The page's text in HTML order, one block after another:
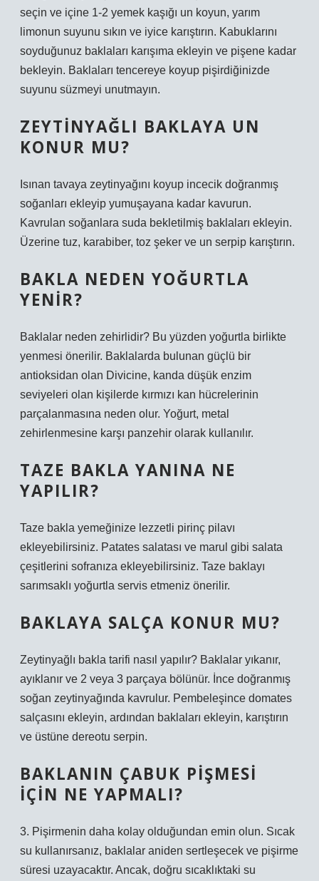
seçin ve içine 1-2 yemek kaşığı un koyun, yarım
limonun suyunu sıkın ve iyice karıştırın. Kabuklarını
soyduğunuz baklaları karışıma ekleyin ve pişene kadar
bekleyin. Baklaları tencereye koyup pişirdiğinizde
suyunu süzmeyi unutmayın.
ZEYTINYAĞLI BAKLAYA UN
KONUR MU?
Isınan tavaya zeytinyağını koyup incecik doğranmış
soğanları ekleyip yumuşayana kadar kavurun.
Kavrulan soğanlara suda bekletilmiş baklaları ekleyin.
Üzerine tuz, karabiber, toz şeker ve un serpip karıştırın.
BAKLA NEDEN YOĞURTLA
YENIR?
Baklalar neden zehirlidir? Bu yüzden yoğurtla birlikte
yenmesi önerilir. Baklalarda bulunan güçlü bir
antioksidan olan Divicine, kanda düşük enzim
seviyeleri olan kişilerde kırmızı kan hücrelerinin
parçalanmasına neden olur. Yoğurt, metal
zehirlenmesine karşı panzehir olarak kullanılır.
TAZE BAKLA YANINA NE
YAPILIR?
Taze bakla yemeğinize lezzetli pirinç pilavı
ekleyebilirsiniz. Patates salatası ve marul gibi salata
çeşitlerini sofranıza ekleyebilirsiniz. Taze baklayı
sarımsaklı yoğurtla servis etmeniz önerilir.
BAKLAYA SALÇA KONUR MU?
Zeytinyağlı bakla tarifi nasıl yapılır? Baklalar yıkanır,
ayıklanır ve 2 veya 3 parçaya bölünür. İnce doğranmış
soğan zeytinyağında kavrulur. Pembeleşince domates
salçasını ekleyin, ardından baklaları ekleyin, karıştırın
ve üstüne dereotu serpin.
BAKLANIN ÇABUK PIŞMESI
IÇIN NE YAPMALI?
3. Pişirmenin daha kolay olduğundan emin olun. Sıcak
su kullanırsanız, baklalar aniden sertleşecek ve pişirme
süresi uzayacaktır. Ancak, doğru sıcaklıktaki su